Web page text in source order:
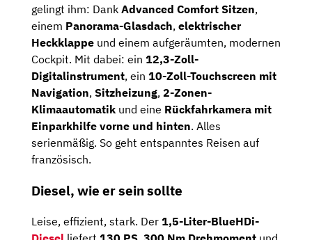
gelingt ihm: Dank Advanced Comfort Sitzen,
einem Panorama-Glasdach, elektrischer
Heckklappe und einem aufgeräumten, modernen
Cockpit. Mit dabei: ein 12,3-Zoll-
Digitalinstrument, ein 10-Zoll-Touchscreen mit
Navigation, Sitzheizung, 2-Zonen-
Klimaautomatik und eine Rückfahrkamera mit
Einparkhilfe vorne und hinten. Alles
serienmäßig. So geht entspanntes Reisen auf
französisch.
Diesel, wie er sein sollte
Leise, effizient, stark. Der 1,5-Liter-BlueHDi-